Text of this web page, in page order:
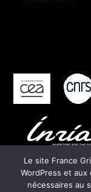
Le site France
WordPress et
nécessaires au